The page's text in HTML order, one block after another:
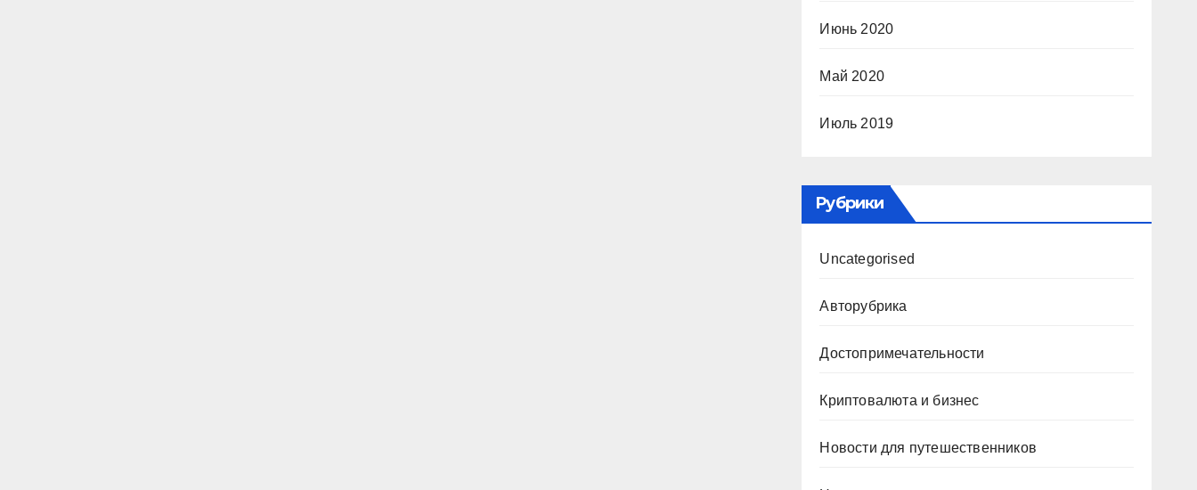
Июнь 2020
Май 2020
Июль 2019
Рубрики
Uncategorised
Авторубрика
Достопримечательности
Криптовалюта и бизнес
Новости для путешественников